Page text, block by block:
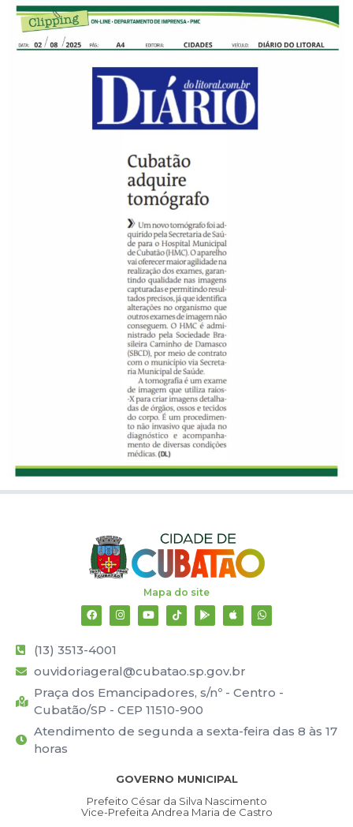
Mapa do site
(13) 3513-4001
ouvidoriageral@cubatao.sp.gov.br
Praça dos Emancipadores, s/nº - Centro -
Cubatão/SP - CEP 11510-900
Atendimento de segunda a sexta-feira das 8 às 17
horas
GOVERNO MUNICIPAL
Prefeito César da Silva Nascimento
Vice-Prefeita Andrea Maria de Castro